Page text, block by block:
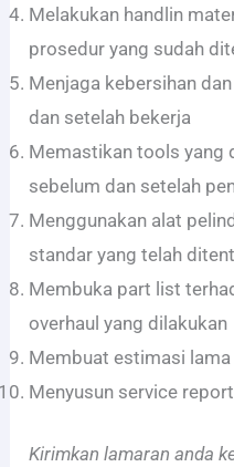
Melakukan handlin
prosedur yang sudah
Menjaga kebersihan
dan setelah bekerja
Memastikan tools yang
sebelum dan setelah
Menggunakan alat
standar yang telah
Membuka part list
overhaul yang dilakukan
Membuat estimasi
Menyusun service report
Kirimkan lamaran anda